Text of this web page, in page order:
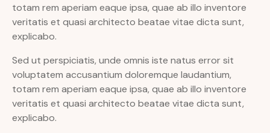
totam rem aperiam eaque ipsa, quae ab illo inventore
veritatis et quasi architecto beatae vitae dicta sunt,
explicabo.
Sed ut perspiciatis, unde omnis iste natus error sit
voluptatem accusantium doloremque laudantium,
totam rem aperiam eaque ipsa, quae ab illo inventore
veritatis et quasi architecto beatae vitae dicta sunt,
explicabo.